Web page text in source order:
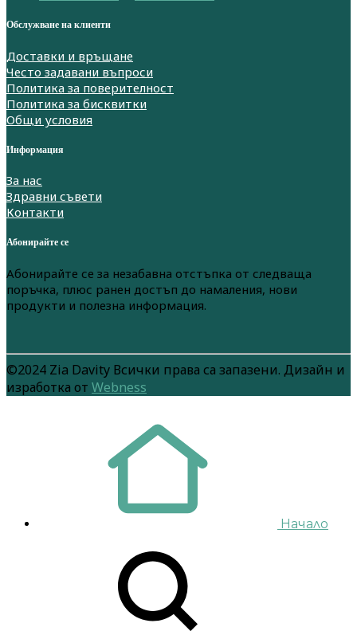
Обслужване на клиенти
Доставки и връщане
Често задавани въпроси
Политика за поверителност
Политика за бисквитки
Общи условия
Информация
За нас
Здравни съвети
Контакти
Абонирайте се
Абонирайте се за незабавна отстъпка от следваща
поръчка, плюс ранен достъп до намаления, нови
продукти и полезна информация.
©2024 Zia Davity Всички права са запазени. Дизайн и
изработка от Webness
Начало